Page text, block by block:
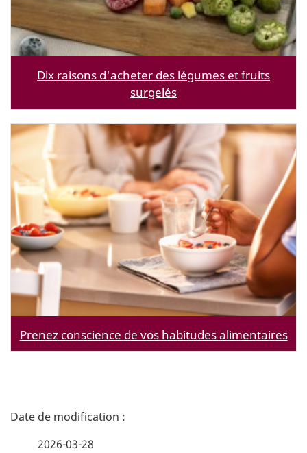
Dix raisons d'acheter des légumes et fruits
surgelés
Prenez conscience de vos habitudes alimentaires
D
2026-03-28